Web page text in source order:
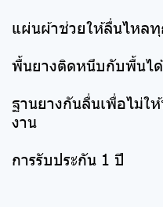
แผ่นผ้าช่วยให้ลื่นไหลทุ
พื้นยางติดหนึบกับพื้นไ
ฐานยางกันลื่นเพื่อไม่ใ
งาน
การรับประกัน 1 ปี